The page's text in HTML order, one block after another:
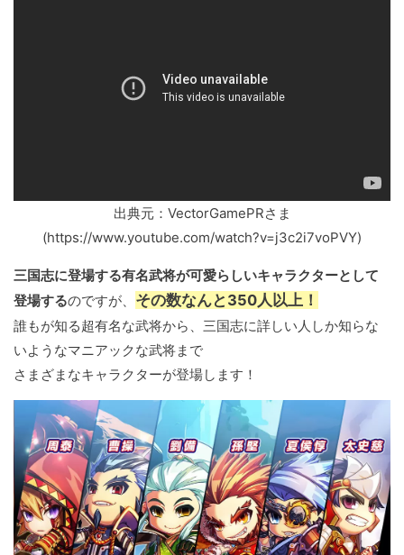
出典元：VectorGamePRさま
(https://www.youtube.com/watch?v=j3c2i7voPVY)
三国志に登場する有名武将が可愛らしいキャラクターとして
登場するのですが、 その数なんと350人以上！
誰もが知る超有名な武将から、三国志に詳しい人しか知らな
いようなマニアックな武将まで
さまざまなキャラクターが登場します！